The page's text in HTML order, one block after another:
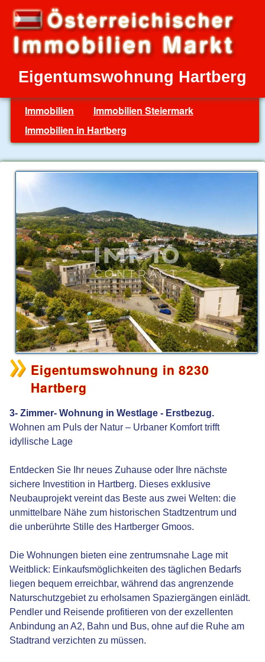
Eigentumswohnung Hartberg
Immobilien
Immobilien Steiermark
Immobilien in Hartberg
Eigentumswohnung in 8230
Hartberg
3- Zimmer- Wohnung in Westlage - Erstbezug.
Wohnen am Puls der Natur – Urbaner Komfort trifft
idyllische Lage
Entdecken Sie Ihr neues Zuhause oder Ihre nächste
sichere Investition in Hartberg. Dieses exklusive
Neubauprojekt vereint das Beste aus zwei Welten: die
unmittelbare Nähe zum historischen Stadtzentrum und
die unberührte Stille des Hartberger Gmoos.
Die Wohnungen bieten eine zentrumsnahe Lage mit
Weitblick: Einkaufsmöglichkeiten des täglichen Bedarfs
liegen bequem erreichbar, während das angrenzende
Naturschutzgebiet zu erholsamen Spaziergängen einlädt.
Pendler und Reisende profitieren von der exzellenten
Anbindung an A2, Bahn und Bus, ohne auf die Ruhe am
Stadtrand verzichten zu müssen.